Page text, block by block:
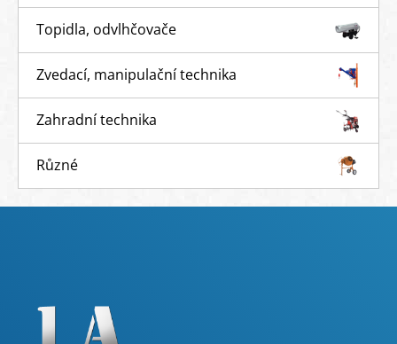
Topidla, odvlhčovače
Zvedací, manipulační technika
Zahradní technika
Různé